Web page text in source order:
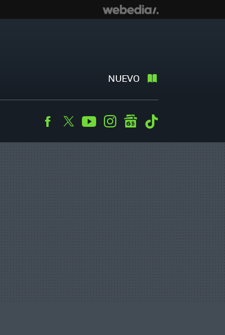
NUEVO
Facebook
TwitterYoutubeInstagramgooglenews